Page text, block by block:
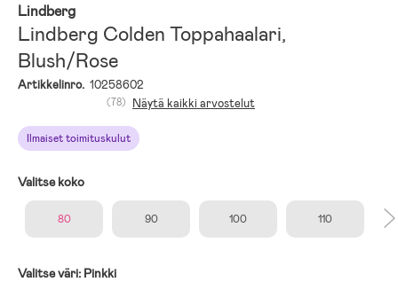
Lindberg
Lindberg Colden Toppahaalari,
Blush/Rose
Artikkelinro. 10258602
Ilmaiset toimituskulut
(78) Näytä kaikki arvostelut
Valitse koko
80 90 100 110
Valitse väri: Pinkki